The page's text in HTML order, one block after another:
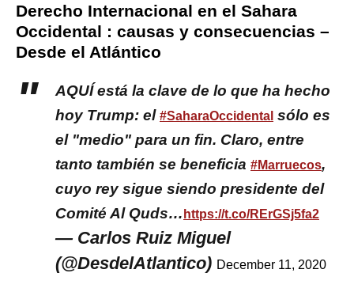
Derecho Internacional en el Sahara
Occidental : causas y consecuencias –
Desde el Atlántico
AQUÍ está la clave de lo que ha hecho
hoy Trump: el #SaharaOccidental sólo es
el "medio" para un fin. Claro, entre
tanto también se beneficia #Marruecos,
cuyo rey sigue siendo presidente del
Comité Al Quds… https://t.co/RErGSj5fa2
— Carlos Ruiz Miguel
(@DesdelAtlantico) December 11, 2020